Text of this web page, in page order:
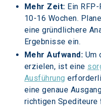
Mehr Zeit: Ein
10-16 Wochen.
eine gründlichere
Ergebnisse ein.
Mehr Aufwand: Um
erzielen, ist eine
Ausführung
eine genaue
richtigen Spediteure